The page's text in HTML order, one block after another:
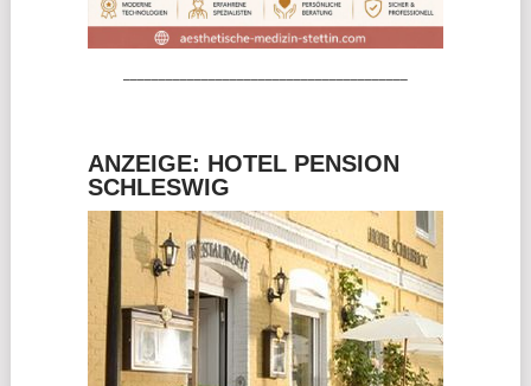
ANZEIGE: HOTEL PENSION
SCHLESWIG